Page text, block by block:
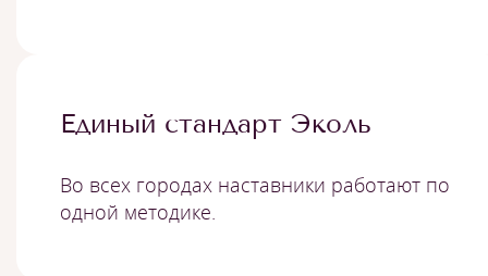
Единый стандарт Эколь
Во всех городах наставники работают по
одной методике.